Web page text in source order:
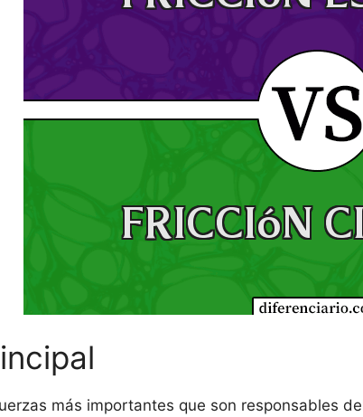
más importantes que son responsables